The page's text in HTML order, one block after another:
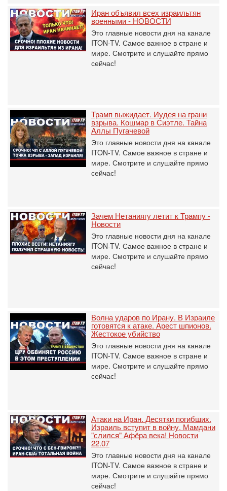
Иран объявил всех израильтян
военными - НОВОСТИ
Это главные новости дня на канале
ITON-TV. Самое важное в стране и
мире. Смотрите и слушайте прямо
сейчас!
Трамп выжидает. Иудея на грани
взрыва. Кошмар в Сиэтле. Тайна
Аллы Пугачевой
Это главные новости дня на канале
ITON-TV. Самое важное в стране и
мире. Смотрите и слушайте прямо
сейчас!
Зачем Нетаниягу летит к Трампу -
Новости
Это главные новости дня на канале
ITON-TV. Самое важное в стране и
мире. Смотрите и слушайте прямо
сейчас!
Волна ударов по Ирану. В Израиле
готовятся к атаке. Арест шпионов.
Жестокое убийство
Это главные новости дня на канале
ITON-TV. Самое важное в стране и
мире. Смотрите и слушайте прямо
сейчас!
Атаки на Иран. Десятки погибших.
Израиль вступит в войну. Мамдани
"слился" Афёра века! Новости
22.07
Это главные новости дня на канале
ITON-TV. Самое важное в стране и
мире. Смотрите и слушайте прямо
сейчас!